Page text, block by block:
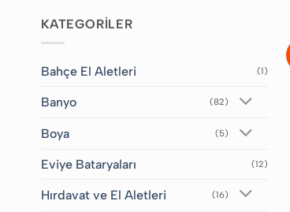
KATEGORİLER
Bahçe El Aletleri (1)
Banyo (82)
Boya (5)
Eviye Bataryaları (12)
Hırdavat ve El Aletleri (16)